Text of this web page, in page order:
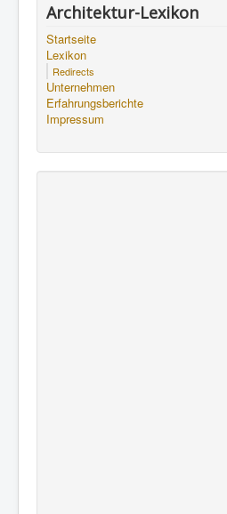
Architektur-Lexikon
Startseite
Lexikon
Redirects
Unternehmen
Erfahrungsberichte
Impressum